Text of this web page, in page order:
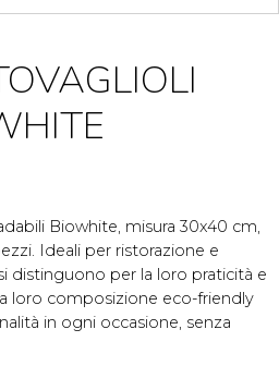
Biowhite, misura 30x40 cm,
Ideali per ristorazione e
distinguono per la loro praticità e
loro composizione eco-friendly
in ogni occasione, senza